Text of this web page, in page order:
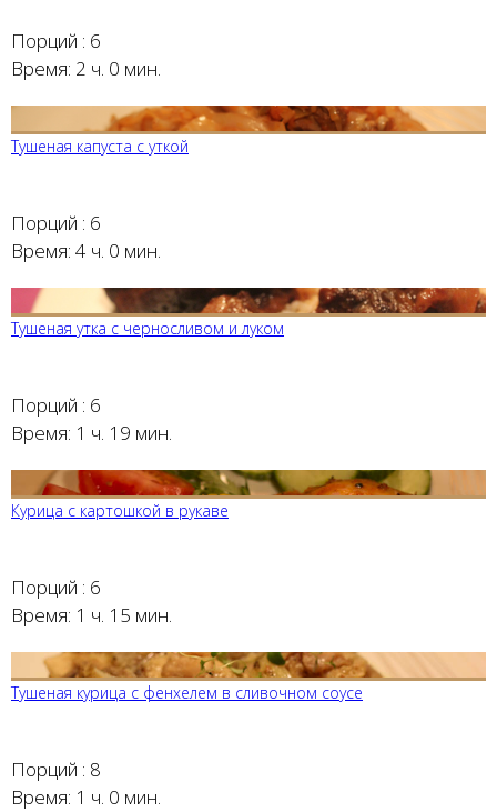
Порций : 6
Время: 2 ч. 0 мин.
Тушеная капуста с уткой
Порций : 6
Время: 4 ч. 0 мин.
Тушеная утка с черносливом и луком
Порций : 6
Время: 1 ч. 19 мин.
Курица с картошкой в рукаве
Порций : 6
Время: 1 ч. 15 мин.
Тушеная курица с фенхелем в сливочном соусе
Порций : 8
Время: 1 ч. 0 мин.